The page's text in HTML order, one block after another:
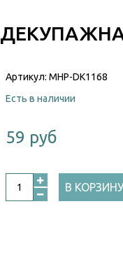
Артикул: MHP-DK1168
Есть в наличии
59 руб
В КОРЗИНУ